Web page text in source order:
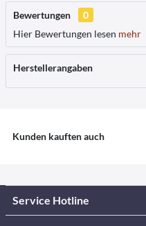
Bewertungen
0
Hier Bewertungen lesen mehr
Herstellerangaben
Kunden kauften auch
Service Hotline